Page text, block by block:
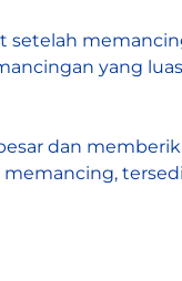
setelah
yang
dan